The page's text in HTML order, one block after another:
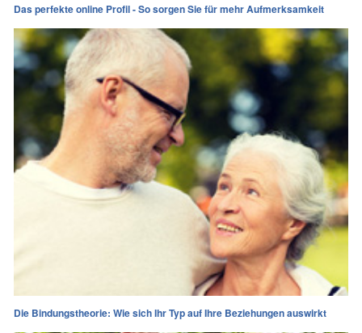
Das perfekte online Profil - So sorgen Sie für mehr Aufmerksamkeit
Die Bindungstheorie: Wie sich Ihr Typ auf Ihre Beziehungen auswirkt